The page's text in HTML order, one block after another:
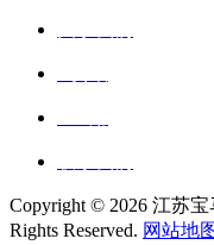
Copyright © 2026 江苏
Rights Reserved. 网站地